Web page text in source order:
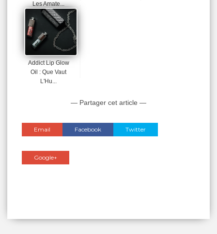
Les Amate...
Addict Lip Glow
Oil : Que Vaut
L'Hu...
— Partager cet article —
Email Facebook Twitter
Google+